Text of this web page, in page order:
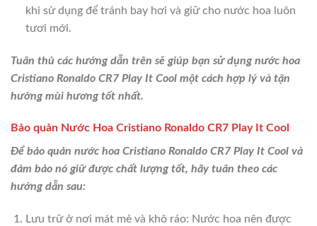
khi sử dụng để tránh bay hơi và giữ cho nước hoa luôn
tươi mới.
Tuân thủ các hướng dẫn trên sẽ giúp bạn sử dụng nước hoa
Cristiano Ronaldo CR7 Play It Cool một cách hợp lý và tận
hưởng mùi hương tốt nhất.
Bảo quản Nước Hoa Cristiano Ronaldo CR7 Play It Cool
Để bảo quản nước hoa Cristiano Ronaldo CR7 Play It Cool và
đảm bảo nó giữ được chất lượng tốt, hãy tuân theo các
hướng dẫn sau:
Lưu trữ ở nơi mát mẻ và khô ráo: Nước hoa nên được